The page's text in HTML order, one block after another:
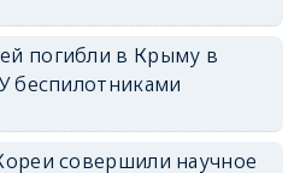
погибли в Крыму в
беспилотниками
совершили научное